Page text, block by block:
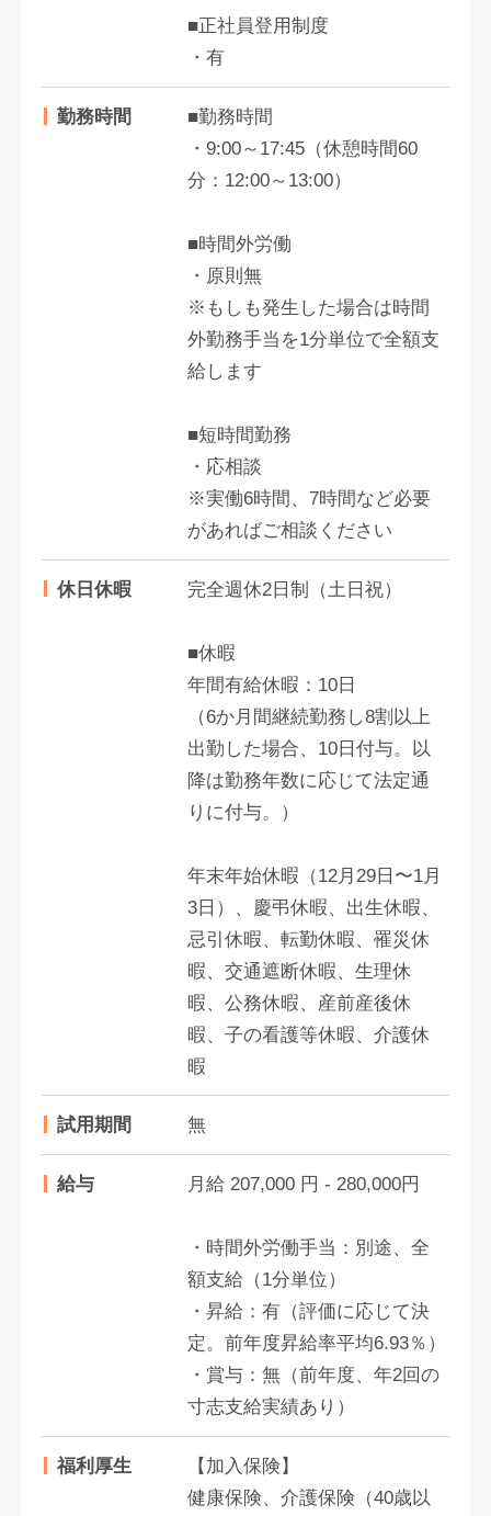
■正社員登用制度
・有
勤務時間
■勤務時間
・9:00～17:45（休憩時間60
分：12:00～13:00）
■時間外労働
・原則無
※もしも発生した場合は時間
外勤務手当を1分単位で全額支
給します
■短時間勤務
・応相談
※実働6時間、7時間など必要
があればご相談ください
休日休暇 完全週休2日制（土日祝）
■休暇
年間有給休暇：10日
（6か月間継続勤務し8割以上
出勤した場合、10日付与。以
降は勤務年数に応じて法定通
りに付与。）
年末年始休暇（12月29日〜1月
3日）、慶弔休暇、出生休暇、
忌引休暇、転勤休暇、罹災休
暇、交通遮断休暇、生理休
暇、公務休暇、産前産後休
暇、子の看護等休暇、介護休
暇
試用期間 無
給与 月給 207,000 円 - 280,000円
・時間外労働手当：別途、全
額支給（1分単位）
・昇給：有（評価に応じて決
定。前年度昇給率平均6.93％）
・賞与：無（前年度、年2回の
寸志支給実績あり）
福利厚生
【加入保険】
健康保険、介護保険（40歳以